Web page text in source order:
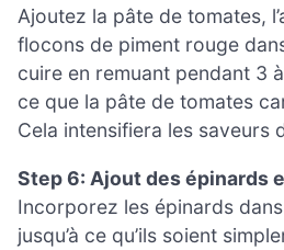
Ajoutez la pâte de tomates,
flocons de piment rouge
cuire en remuant pendant 3
ce que la pâte de tomates
Cela intensifiera les saveurs
Step 6: Ajout des épinards
Incorporez les épinards
jusqu’à ce qu’ils soient